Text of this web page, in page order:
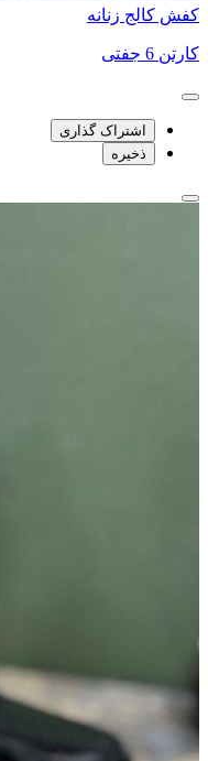
کفش کالج زنانه
کارتن 6 جفتی
اشتراک گذاری
ذخیره